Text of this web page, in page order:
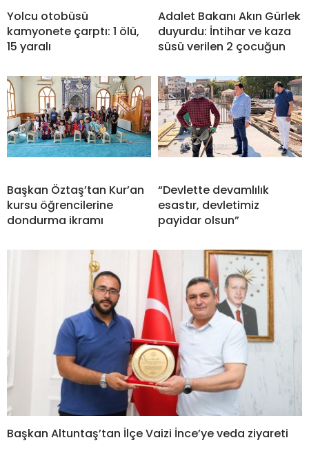
Yolcu otobüsü
kamyonete çarptı: 1 ölü,
15 yaralı
Adalet Bakanı Akın Gürlek
duyurdu: İntihar ve kaza
süsü verilen 2 çocuğun
Başkan Öztaş’tan Kur’an
kursu öğrencilerine
dondurma ikramı
“Devlette devamlılık
esastır, devletimiz
payidar olsun”
Başkan Altuntaş’tan İlçe Vaizi İnce’ye veda ziyareti